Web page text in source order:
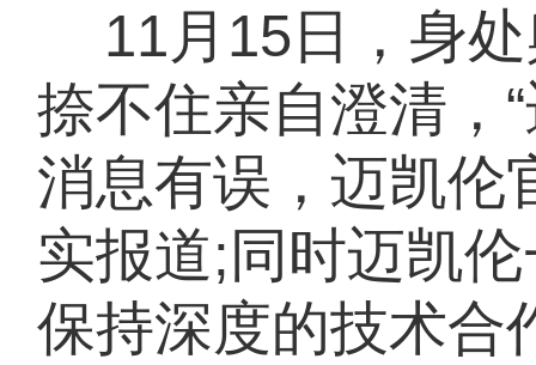
11月15日，身
捺不住亲自澄清，
消息有误，迈凯伦
实报道;同时迈凯
保持深度的技术合